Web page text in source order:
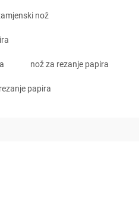
nož
nož za rezanje papira
papira